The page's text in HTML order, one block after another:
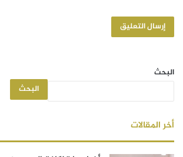
البحث
البحث
أخر المقالات